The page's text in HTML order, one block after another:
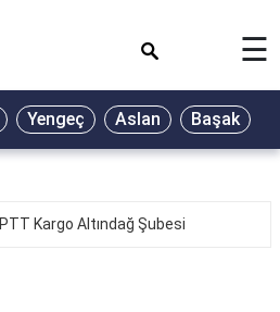
☰
Yengeç Aslan Başak
PTT Kargo Altındağ Şubesi